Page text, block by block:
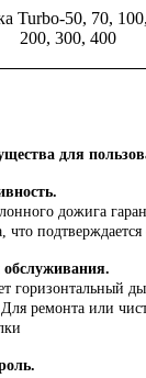
Turbo-50, 70,
200, 300, 400
для
дожига
что подтверждается
горизонтальный
ремонта или